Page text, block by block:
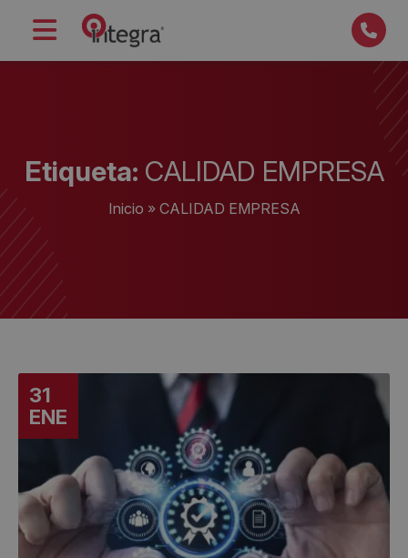
Etiqueta: CALIDAD EMPRESA
Inicio » CALIDAD EMPRESA
31
ENE